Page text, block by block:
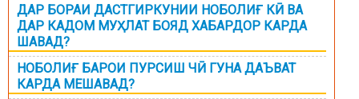
ДАР БОРАИ ДАСТГИРКУНИИ НОБОЛИҒ КӢ ВА
ДАР КАДОМ МУҲЛАТ БОЯД ХАБАРДОР КАРДА
ШАВАД?
НОБОЛИҒ БАРОИ ПУРСИШ ЧӢ ГУНА ДАЪВАТ
КАРДА МЕШАВАД?